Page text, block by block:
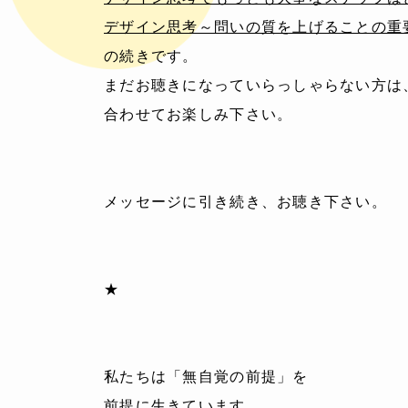
デザイン思考～問いの質を上げることの重
の続きです。
まだお聴きになっていらっしゃらない方は
合わせてお楽しみ下さい。
メッセージに引き続き、お聴き下さい。
★
私たちは「無自覚の前提」を